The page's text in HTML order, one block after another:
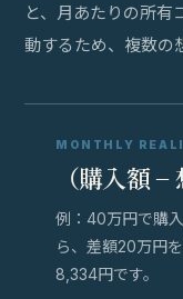
と、月あたりの所有
動するため、複数の
MONTHLY
（購入額
例：40万円で購
ら、差額20万円
8,334円です。